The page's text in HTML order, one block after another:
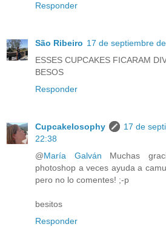
Responder
São Ribeiro 17 de septiembre
ESSES CUPCAKES FICARAM
BESOS
Responder
Cupcakelosophy
17 de
22:38
@María Galván Muchas
photoshop a veces ayuda a
pero no lo comentes! ;-p
besitos
Responder